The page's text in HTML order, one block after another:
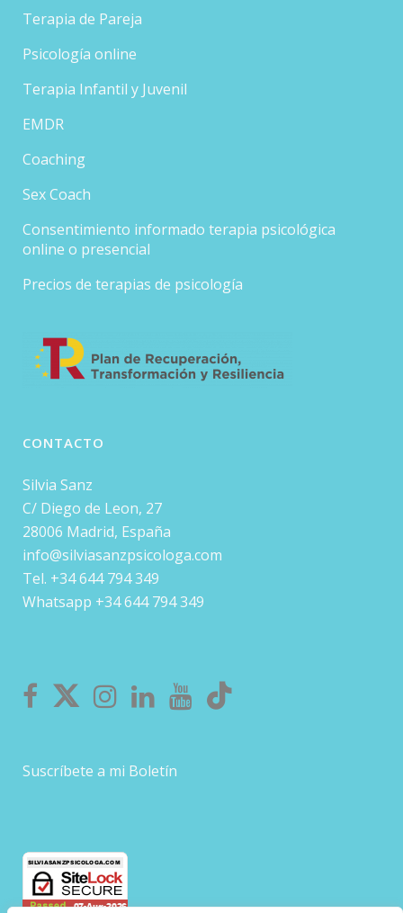
Terapia de Pareja
Psicología online
Terapia Infantil y Juvenil
EMDR
Coaching
Sex Coach
Consentimiento informado terapia psicológica
online o presencial
Precios de terapias de psicología
CONTACTO
Silvia Sanz
C/ Diego de Leon, 27
28006 Madrid, España
info@silviasanzpsicologa.com
Tel. +34 644 794 349
Whatsapp +34 644 794 349
Suscríbete a mi Boletín